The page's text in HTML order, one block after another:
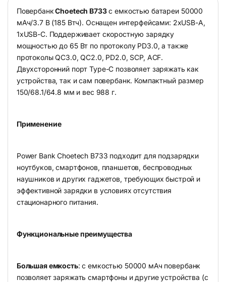
ПовербанкChoetech B733с емкостью батареи 50000
мАч/3.7 В (185 Втч). Оснащен интерфейсами: 2xUSB-A,
1xUSB-C. Поддерживает скоростную зарядку
мощностью до 65 Вт по протоколу PD3.0, а также
протоколы QC3.0, QC2.0, PD2.0, SCP, ACF.
Двухсторонний порт Type-C позволяет заряжать как
устройства, так и сам повербанк. Компактный размер
150/68.1/64.8 мм и вес 988 г.
Применение
Power Bank Choetech B733 подходит для подзарядки
ноутбуков, смартфонов, планшетов, беспроводных
наушников и других гаджетов, требующих быстрой и
эффективной зарядки в условиях отсутствия
стационарного питания.
Функциональные преимущества
Большая емкость: с емкостью 50000 мАч повербанк
позволяет заряжать смартфоны и другие устройства (с